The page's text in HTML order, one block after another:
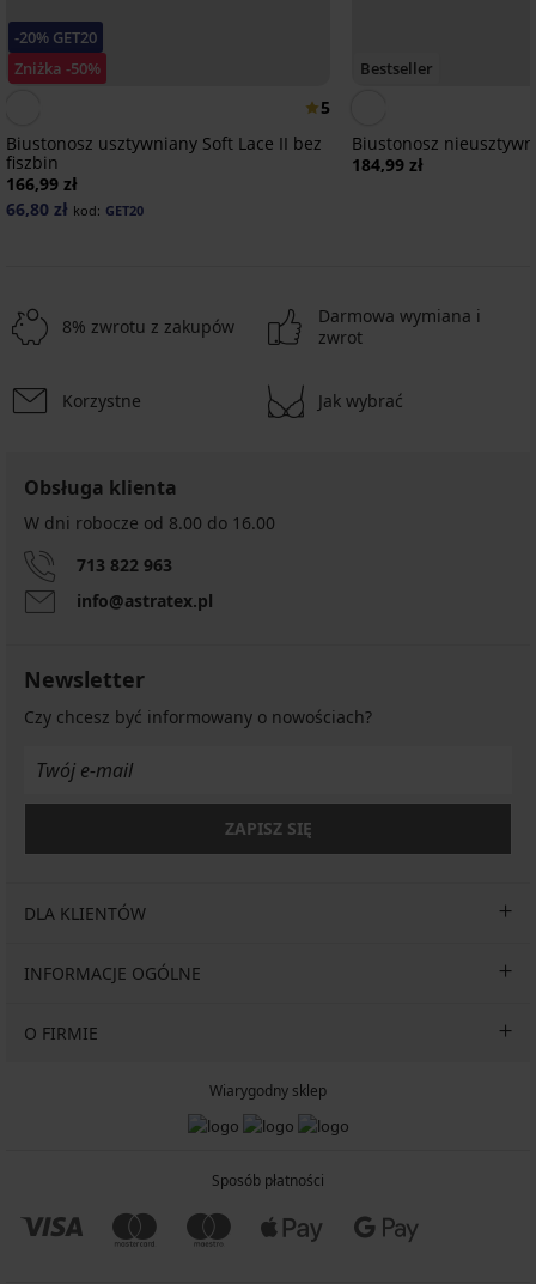
-20% GET20
Zniżka -50%
5
Biustonosz usztywniany Soft Lace II bez
fiszbin
166,99 zł
66,80 zł kod: GET20
Bestseller
Biustonosz
184,99 zł
8% zwrotu z zakupów
Darmowa wymiana i
zwrot
Korzystne Jak wybrać
Obsługa klienta
W dni robocze od 8.00 do 16.00
713 822 963
info@astratex.pl
Newsletter
Czy chcesz być informowany o nowościach?
ZAPISZ SIĘ
DLA KLIENTÓW
INFORMACJE OGÓLNE
O FIRMIE
Wiarygodny sklep
Sposób płatności